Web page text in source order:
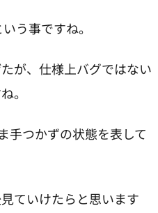
う事ですね。
が、仕様上バグではない
。
手つかずの状態を表して
ていけたらと思います